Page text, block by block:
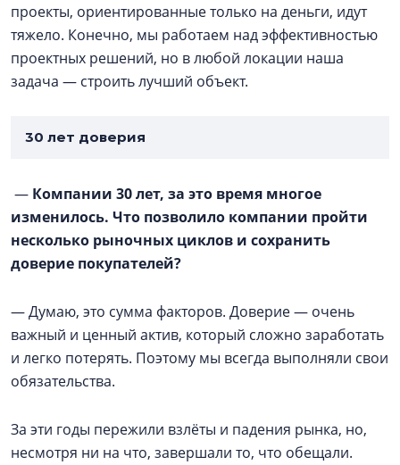
проекты, ориентированные только на деньги, идут
тяжело. Конечно, мы работаем над эффективностью
проектных решений, но в любой локации наша
задача — строить лучший объект.
30 лет доверия
— Компании 30 лет, за это время многое
изменилось. Что позволило компании пройти
несколько рыночных циклов и сохранить
доверие покупателей?
— Думаю, это сумма факторов. Доверие — очень
важный и ценный актив, который сложно заработать
и легко потерять. Поэтому мы всегда выполняли свои
обязательства.
За эти годы пережили взлёты и падения рынка, но,
несмотря ни на что, завершали то, что обещали.